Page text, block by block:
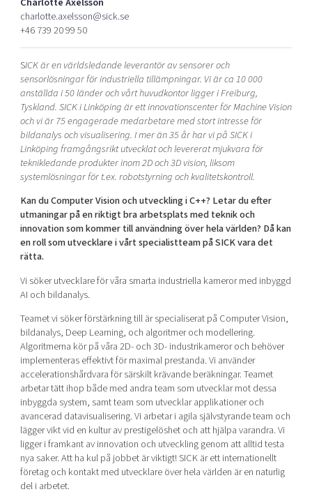
Shaping cities and regions
Bright East
East Sweden Tech Women
Reversed mentorship
Current offers and activities
Upscaling
Talent & skills
Startup & industry collaboration
Offers to boost your business
Funding opportunities
Our community of companies
Projects
Publications
Project toolbox
Our clusters
Reach out to us
Locations
Today's lunch in Mjärdevi
charlotte.axelsson@sick.se
+46 739 20 99 50
SICK är en världsledande leverantör av sensorer och
sensorlösningar för industriella tillämpningar. Vi är ca 10 000
anställda i 50 länder och vårt huvudkontor ligger i Freiburg,
Tyskland. SICK i Linköping är ett innovationscenter för Machine Vision
och vi är 75 engagerade medarbetare med stort intresse för
bildanalys och visualisering. I mer än 35 år har vi på SICK i
Linköping framgångsrikt utvecklat och levererat mjukvara för
teknikledande produkter inom 2D och 3D vision, liksom
systemlösningar för t.ex. robotstyrning och kvalitetskontroll.
Kan du Computer Vision och utveckling i C++? Letar du efter
utmaningar på en riktigt bra arbetsplats med teknik och
innovation som kommer till användning över hela världen? Då kan
en roll som utvecklare i vårt specialistteam på SICK vara det
rätta.
Vi söker utvecklare för våra smarta industriella kameror med inbyggd
AI och bildanalys.
Teamet vi söker förstärkning till är specialiserat på Computer Vision,
bildanalys, Deep Learning, och algoritmer och modellering.
Algoritmerna kör på våra 2D- och 3D- industrikameror och behöver
implementeras effektivt för maximal prestanda. Vi använder
accelerationshårdvara för särskilt krävande beräkningar. Teamet
arbetar tätt ihop både med andra team som utvecklar mot dessa
inbyggda system, samt team som utvecklar applikationer och
avancerad datavisualisering. Vi arbetar i agila självstyrande team och
lägger vikt vid en kultur av prestigelöshet och att hjälpa varandra. Vi
ligger i framkant av innovation och utveckling genom att alltid testa
nya saker. Att ha kul på jobbet är viktigt! SICK är ett internationellt
företag och kontakt med utvecklare över hela världen är en naturlig
del i arbetet.